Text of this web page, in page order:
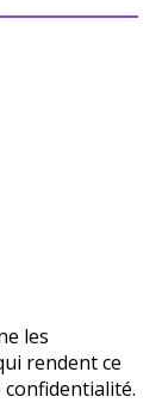
les
rendent ce